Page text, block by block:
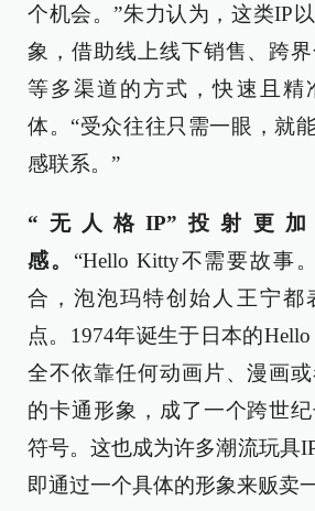
个机会。”朱力认为，这类IP
象，借助线上线下销售、跨
等多渠道的方式，快速且精
体。“受众往往只需一眼，就
感联系。”
“无人格IP”投射更
感。 “Hello Kitty不需要故事
合，泡泡玛特创始人王宁都
点。1974年诞生于日本的
全不依靠任何动画片、漫画
的卡通形象，成了一个跨世
符号。这也成为许多潮流玩
即通过一个具体的形象来贩卖